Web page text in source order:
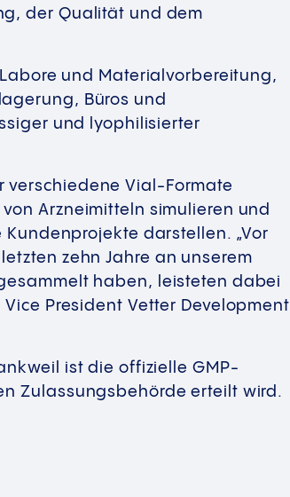
der Qualität und dem
und Materialvorbereitung,
Büros und
und lyophilisierter
verschiedene Vial-Formate
Arzneimitteln simulieren und
darstellen. „Vor
zehn Jahre an unserem
haben, leisteten dabei
President Vetter Development
ist die offizielle GMP-
Zulassungsbehörde erteilt wird.